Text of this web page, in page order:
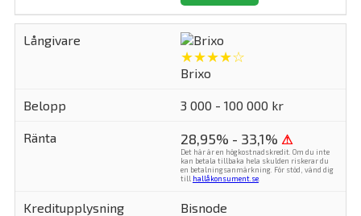
★★★★☆
Brixo
3 000 - 100 000 kr
28,95% - 33,1% ⚠
Det här är en högkostnadskredit. Om du inte
kan betala tillbaka hela skulden riskerar du
en betalningsanmärkning. För stöd, vänd dig
till hallåkonsument.se
Bisnode